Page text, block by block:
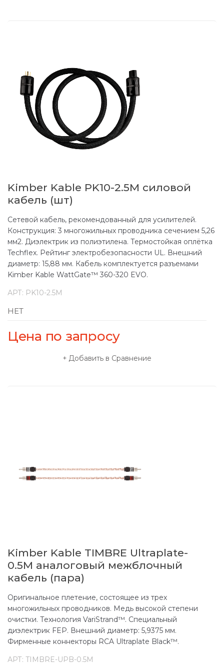
Kimber Kable PK10-2.5M силовой
кабель (шт)
Сетевой кабель, рекомендованный для усилителей.
Конструкция: 3 многожильных проводника сечением 5,26
мм2. Диэлектрик из полиэтилена. Термостойкая оплётка
Techflex. Рейтинг электробезопасности UL. Внешний
диаметр: 15,88 мм. Кабель комплектуется разъемами
Kimber Kable WattGate™ 360-320 EVO.
АРТ: PK10-2.5M
НЕТ
Цена по запросу
Добавить в Сравнение
Kimber Kable TIMBRE Ultraplate-
0.5M аналоговый межблочный
кабель (пара)
Оригинальное плетение, состоящее из трех
многожильных проводников. Медь высокой степени
очистки. Технология VariStrand™. Специальный
диэлектрик FEP. Внешний диаметр: 5,9375 мм.
Фирменные коннекторы RCA Ultraplate Black™.
АРТ: TIMBRE-UPB-0.5M